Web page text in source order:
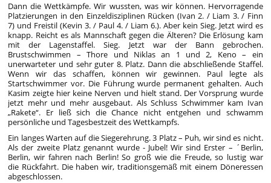
Dann die Wettkämpfe. Wir wussten, was wir können. Hervorragende
Platzierungen in den Einzeldisziplinen Rücken (Ivan 2. / Liam 3. / Finn
7) und Freistil (Kevin 3. / Paul 4. / Liam 6.). Aber kein Sieg. Jetzt wird es
knapp. Reicht es als Mannschaft gegen die Älteren? Die Erlösung kam
mit der Lagenstaffel. Sieg. Jetzt war der Bann gebrochen.
Brustschwimmen – Thore und Niklas an 1 und 2, Keno – ein
unerwarteter und sehr guter 8. Platz. Dann die abschließende Staffel.
Wenn wir das schaffen, können wir gewinnen. Paul legte als
Startschwimmer vor. Die Führung wurde permanent gehalten. Auch
Kasim zeigte hier keine Nerven und hielt stand. Der Vorsprung wurde
jetzt mehr und mehr ausgebaut. Als Schluss Schwimmer kam Ivan
„Rakete“. Er ließ sich die Chance nicht entgehen und schwamm
persönliche und Tagesbestzeit des Wettkampfs.
Ein langes Warten auf die Siegerehrung. 3 Platz – Puh, wir sind es nicht.
Als der zweite Platz genannt wurde - Jubel! Wir sind Erster – ´Berlin,
Berlin, wir fahren nach Berlin! So groß wie die Freude, so lustig war
die Rückfahrt. Die haben wir, traditionsgemäß mit einem Döneressen
abgeschlossen.